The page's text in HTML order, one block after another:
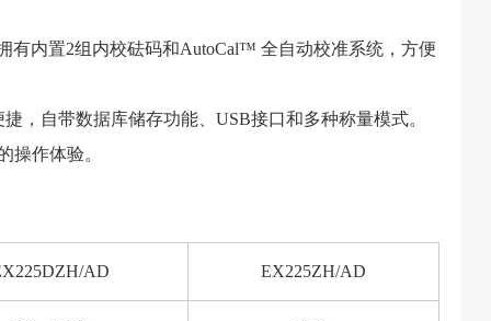
有内置2组内校砝码和AutoCal™ 全自动校准系统，方便
，自带数据库储存功能、USB接口和多种称量模式。
作体验。
AD EX225ZH/AD